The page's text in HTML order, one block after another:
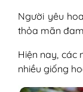
Người yêu
thỏa mãn
Hiện nay, các
nhiều giống